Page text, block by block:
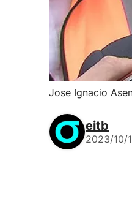
Jose Ignacio
eitb
2023/10/